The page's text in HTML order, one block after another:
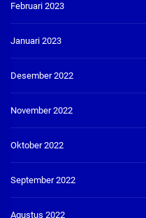
Februari 2023
Januari 2023
Desember 2022
November 2022
Oktober 2022
September 2022
Agustus 2022